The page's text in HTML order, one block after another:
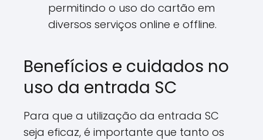
permitindo o uso do cartão em
diversos serviços online e offline.
Benefícios e cuidados no
uso da entrada SC
Para que a utilização da entrada SC
seja eficaz, é importante que tanto os